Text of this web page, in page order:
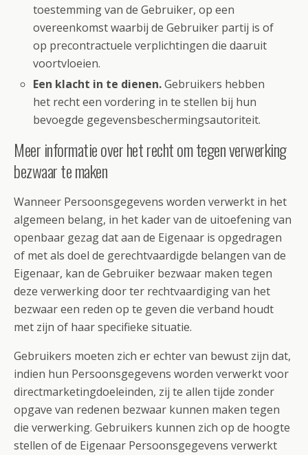
toestemming van de Gebruiker, op een
overeenkomst waarbij de Gebruiker partij is of
op precontractuele verplichtingen die daaruit
voortvloeien.
Een klacht in te dienen.Gebruikers hebben
het recht een vordering in te stellen bij hun
bevoegde gegevensbeschermingsautoriteit.
Meer informatie over het recht om tegen verwerking
bezwaar te maken
Wanneer Persoonsgegevens worden verwerkt in het
algemeen belang, in het kader van de uitoefening van
openbaar gezag dat aan de Eigenaar is opgedragen
of met als doel de gerechtvaardigde belangen van de
Eigenaar, kan de Gebruiker bezwaar maken tegen
deze verwerking door ter rechtvaardiging van het
bezwaar een reden op te geven die verband houdt
met zijn of haar specifieke situatie.
Gebruikers moeten zich er echter van bewust zijn dat,
indien hun Persoonsgegevens worden verwerkt voor
directmarketingdoeleinden, zij te allen tijde zonder
opgave van redenen bezwaar kunnen maken tegen
die verwerking. Gebruikers kunnen zich op de hoogte
stellen of de Eigenaar Persoonsgegevens verwerkt